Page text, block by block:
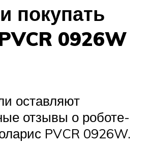
покупать
0926W
оставляют
отзывы о роботе-
PVCR 0926W.